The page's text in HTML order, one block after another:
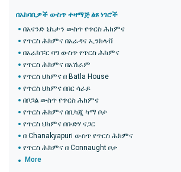
በአከባቢዎች ውስጥ ተዛማጅ ልዩ ነገሮች
በአናንድ ኒኬታን ውስጥ የጥርስ ሕክምና
የጥርስ ሕክምና በአራዳና ኢንክላቭ
በአራክፑር ባግ ውስጥ የጥርስ ሕክምና
የጥርስ ሕክምና በአሽራም
የጥርስ ህክምና በ Batla House
የጥርስ ህክምና በበር ሳራይ
በቦጋል ውስጥ የጥርስ ሕክምና
የጥርስ ሕክምና በቢካጂ ካማ ቦታ
የጥርስ ህክምና በቡድሃ ናጋር
በ Chanakyapuri ውስጥ የጥርስ ሕክምና
የጥርስ ሕክምና በ Connaught ቦታ
More